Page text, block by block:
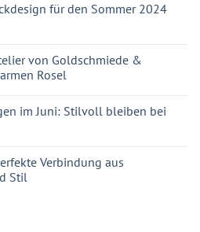
für den Sommer 2024
von Goldschmiede &
Rosel
im Juni: Stilvoll bleiben bei
Verbindung aus
Stil